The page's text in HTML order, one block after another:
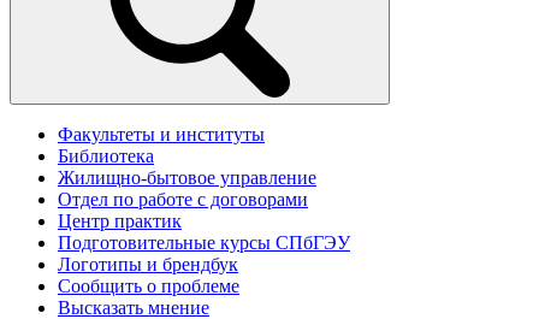
Факультеты и институты
Библиотека
Жилищно-бытовое управление
Отдел по работе с договорами
Центр практик
Подготовительные курсы СПбГЭУ
Логотипы и брендбук
Сообщить о проблеме
Высказать мнение